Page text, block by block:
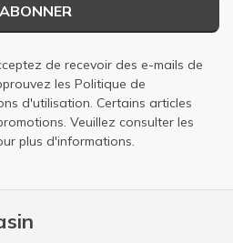
de recevoir des e-mails de
les Politique de
d'utilisation . Certains articles
Veuillez consulter les
plus d'informations.